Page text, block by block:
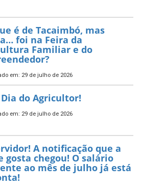
é de Tacaimbó, mas
foi na Feira da
Familiar e do
em: 29 de julho de 2026
do Agricultor!
em: 29 de julho de 2026
A notificação que a
gosta chegou! O salário
ao mês de julho já está